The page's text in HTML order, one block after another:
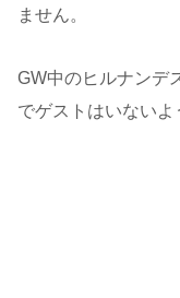
ません。
GW中のヒルナンデ
でゲストはいないよ